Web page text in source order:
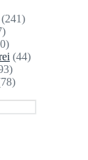
(241)
(44)